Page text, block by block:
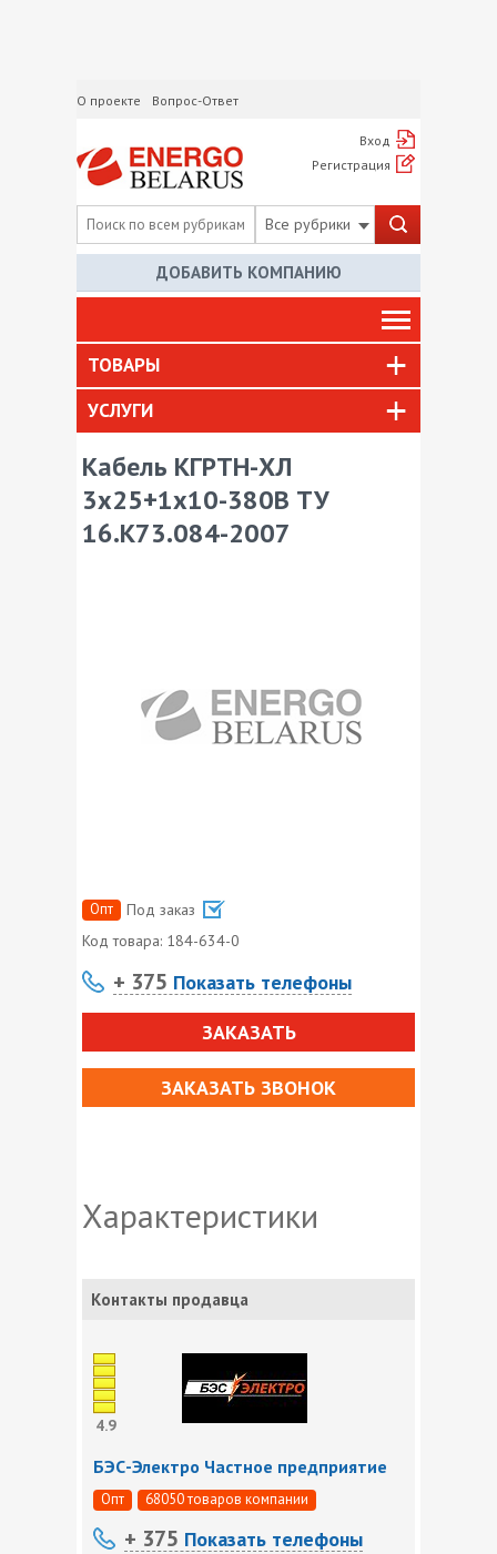
О проекте Вопрос-Ответ
Вход
Регистрация
Все рубрики
ДОБАВИТЬ КОМПАНИЮ
ТОВАРЫ
УСЛУГИ
Кабель КГРТН-ХЛ
3х25+1х10-380В ТУ
16.К73.084-2007
Опт
Под заказ
Код товара: 184-634-0
+ 375 Показать телефоны
ЗАКАЗАТЬ
ЗАКАЗАТЬ ЗВОНОК
Характеристики
Контакты продавца
4.9
БЭС-Электро Частное предприятие
Опт 68050 товаров компании
+ 375 Показать телефоны